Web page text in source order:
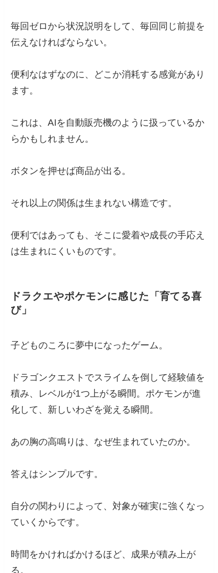
毎回ゼロから状況説明をして、毎回同じ前提を
伝えなければならない。
便利なはずなのに、どこか消耗する感覚があり
ます。
これは、AIを自動販売機のように扱っているか
らかもしれません。
ボタンを押せば商品が出る。
それ以上の関係は生まれない構造です。
便利ではあっても、そこに愛着や成長の手応え
は生まれにくいものです。
ドラクエやポケモンに感じた「育てる喜
び」
子どものころに夢中になったゲーム。
ドラゴンクエストでスライムを倒して経験値を
積み、レベルが1つ上がる瞬間。ポケモンが進
化して、新しいわざを覚える瞬間。
あの胸の高鳴りは、なぜ生まれていたのか。
答えはシンプルです。
自分の関わりによって、対象が確実に強くなっ
ていくからです。
時間をかければかけるほど、成果が積み上が
る。